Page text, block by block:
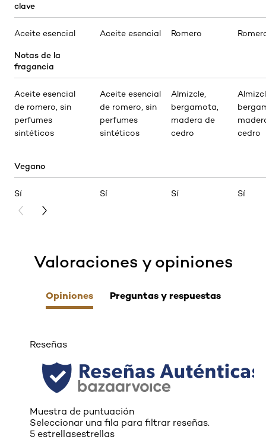
clave
Aceite esencial
Notas de la
fragancia
Aceite esencial
de romero, sin
perfumes
sintéticos
Vegano
Sí
Aceite esencial
Aceite esencial
de romero, sin
perfumes
sintéticos
Sí
Romero
Almizcle,
bergamota,
madera de
cedro
Sí
cedro
Sí
PREVIOUS CARD
NEXT CARD
skip tab component
Valoraciones y opiniones
Opiniones Preguntas y respuestas
Reseñas
Muestra de puntuación
Seleccionar una fila para filtrar reseñas.
5 estrellasestrellas